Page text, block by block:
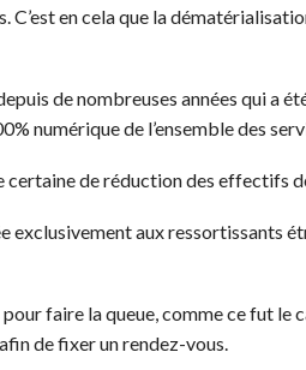
en cela que la
de nombreuses années qui
numérique de l’ensemble des
de réduction des effectifs
aux ressortissants
pour faire la queue, comme ce fut
de fixer un rendez-vous.